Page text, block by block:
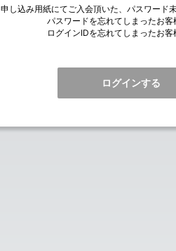
申し込み用紙にてご入会頂いた、パスワード
パスワードを忘れてしまったお客
ログインIDを忘れてしまったお客
ログインする